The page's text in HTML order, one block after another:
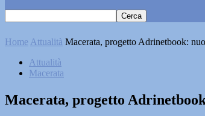
Home Attualità Macerata, progetto Adrinetbook:
Attualità
Macerata
Macerata, progetto